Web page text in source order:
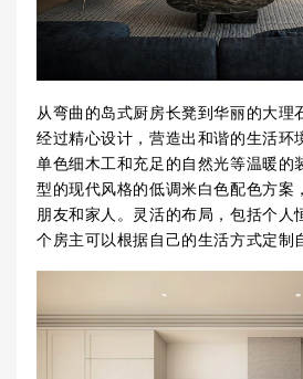
从弯曲的岛式厨房长凳到华丽的大理
经过精心设计，营造出和谐的生活环
单色细木工和充足的自然光等温暖
型的现代风格的低调米白色配色方案
朋友和家人。灵活的布局，包括个人
个房主可以根据自己的生活方式定制